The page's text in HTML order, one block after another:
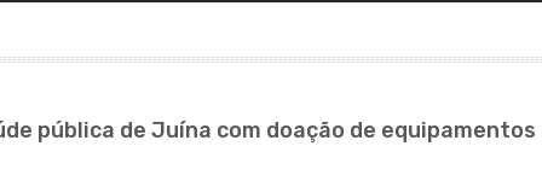
pública de Juína com doação de equipamentos